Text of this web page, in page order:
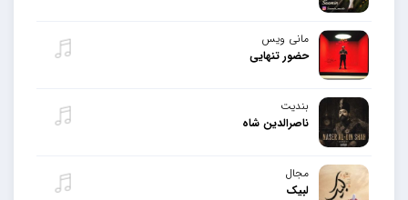
مانی ویس
حضور تنهایی
بندیت
ناصرالدین شاه
مجال
لبیک